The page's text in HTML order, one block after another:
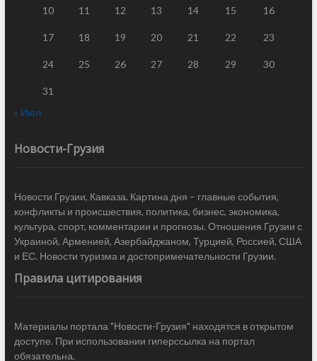
10 11 12 13 14 15 16
17 18 19 20 21 22 23
24 25 26 27 28 29 30
31
« Июл
Новости-Грузия
Новости Грузии, Кавказа. Картина дня – главные события,
конфликты и происшествия, политика, бизнес, экономика,
культура, спорт, комментарии и прогнозы. Отношения Грузии с
Украиной, Арменией, Азербайджаном, Турцией, Россией, США
и ЕС. Новости туризма и достопримечательности Грузии.
Правила цитирования
Материалы портала "Новости-Грузия" находятся в открытом
доступе. При использовании гиперссылка на портал
обязательна.